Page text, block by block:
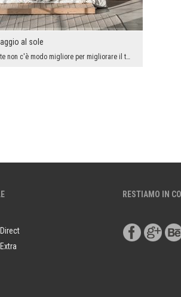
al sole
Probabilmente non c'è modo migliore per migliorare il tuo umore al mattino di una parete decorata...
RESTIAMO IN